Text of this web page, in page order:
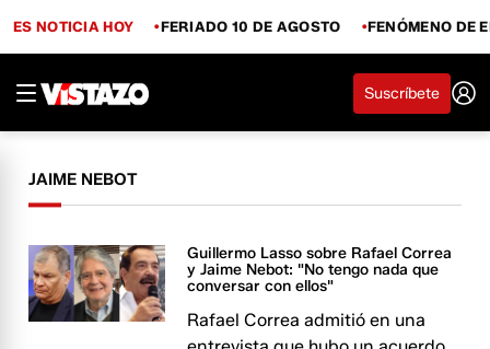
ES NOTICIA HOY FERIADO 10 DE AGOSTO FENÓMENO DE
Suscríbete
JAIME NEBOT
Guillermo Lasso sobre Rafael Correa
y Jaime Nebot: "No tengo nada que
conversar con ellos"
Rafael Correa admitió en una